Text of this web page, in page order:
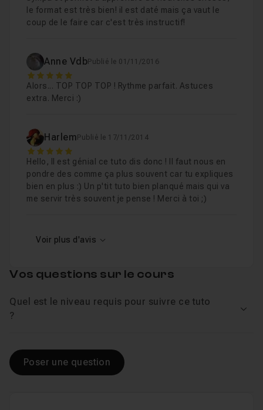
le format est très bien! il est daté mais ça vaut le
coup de le faire car c'est très instructif!
Anne VdbPublié le 01/11/2016
5
Alors... TOP TOP TOP ! Rythme parfait. Astuces
extra. Merci :)
Harlem Publié le 17/11/2014
5
Hello, Il est génial ce tuto dis donc ! Il faut nous en
pondre des comme ça plus souvent car tu expliques
bien en plus :) Un p'tit tuto bien planqué mais qui va
me servir très souvent je pense ! Merci à toi ;)
Voir plus d'avis
Vos questions sur le cours
Quel est le niveau requis pour suivre ce tuto
?
Poser une question